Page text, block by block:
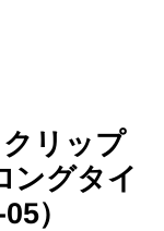
リップ
ングタイ
）